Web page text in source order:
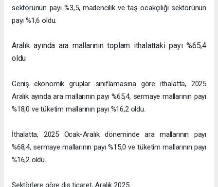
sektörünün payı %3,5, madencilik ve taş ocakçılığı sektörünün
payı %1,6 oldu.
Aralık ayında ara mallarının toplam ithalattaki payı %65,4
oldu
Geniş ekonomik gruplar sınıflamasına göre ithalatta, 2025
Aralık ayında ara mallarının payı %65,4, sermaye mallarının payı
%18,0 ve tüketim mallarının payı %16,2 oldu.
İthalatta, 2025 Ocak-Aralık döneminde ara mallarının payı
%68,4, sermaye mallarının payı %15,0 ve tüketim mallarının payı
%16,2 oldu.
Sektörlere göre dış ticaret, Aralık 2025